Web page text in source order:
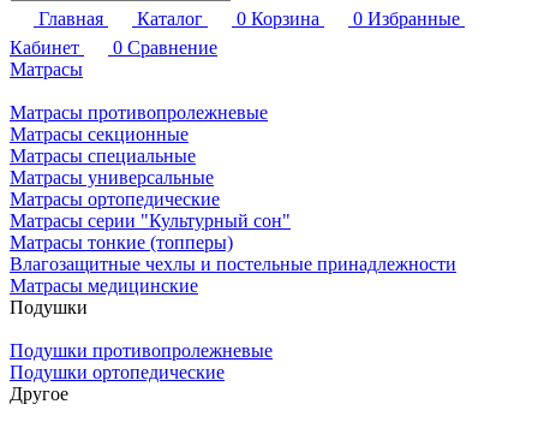
Главная Каталог 0 Корзина 0 Избранные
Кабинет
0 Сравнение
Матрасы
Матрасы противопролежневые
Матрасы секционные
Матрасы специальные
Матрасы универсальные
Матрасы ортопедические
Матрасы серии "Культурный сон"
Матрасы тонкие (топперы)
Влагозащитные чехлы и постельные принадлежности
Матрасы медицинские
Подушки
Подушки противопролежневые
Подушки ортопедические
Другое